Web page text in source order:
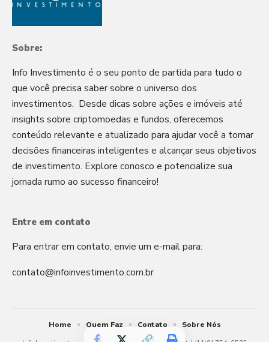
Sobre:
Info Investimento é o seu ponto de partida para tudo o
que você precisa saber sobre o universo dos
investimentos. Desde dicas sobre ações e imóveis até
insights sobre criptomoedas e fundos, oferecemos
conteúdo relevante e atualizado para ajudar você a tomar
decisões financeiras inteligentes e alcançar seus objetivos
de investimento. Explore conosco e potencialize sua
jornada rumo ao sucesso financeiro!
Entre em contato
Para entrar em contato, envie um e-mail para:
contato@infoinvestimento.com.br
Home Quem Faz Contato Sobre Nós